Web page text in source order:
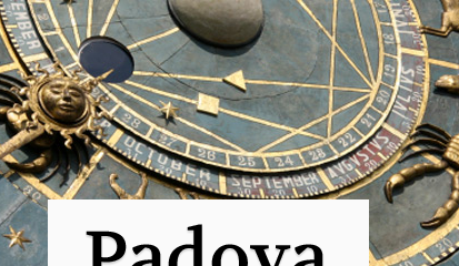
Salta al
contenuto
principale